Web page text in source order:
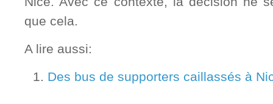
que cela.
A lire aussi:
Des bus de supporters caillassés à